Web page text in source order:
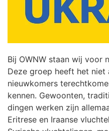
Bij OWNW staan wij voor
Deze groep heeft het
nieuwkomers
kennen. Gewoonten,
dingen werken zijn
Eritrese en Iraanse